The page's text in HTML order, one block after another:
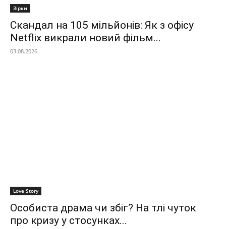
Зірки
Скандал на 105 мільйонів: Як з офісу
Netflix викрали новий фільм...
03.08.2026
Love Story
Особиста драма чи збіг? На тлі чуток
про кризу у стосунках...